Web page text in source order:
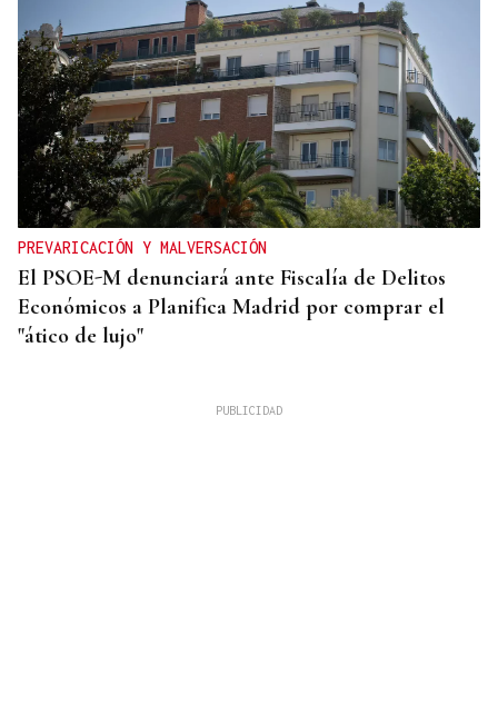
PREVARICACIÓN Y MALVERSACIÓN
El PSOE-M denunciará ante Fiscalía de Delitos
Económicos a Planifica Madrid por comprar el
"ático de lujo"